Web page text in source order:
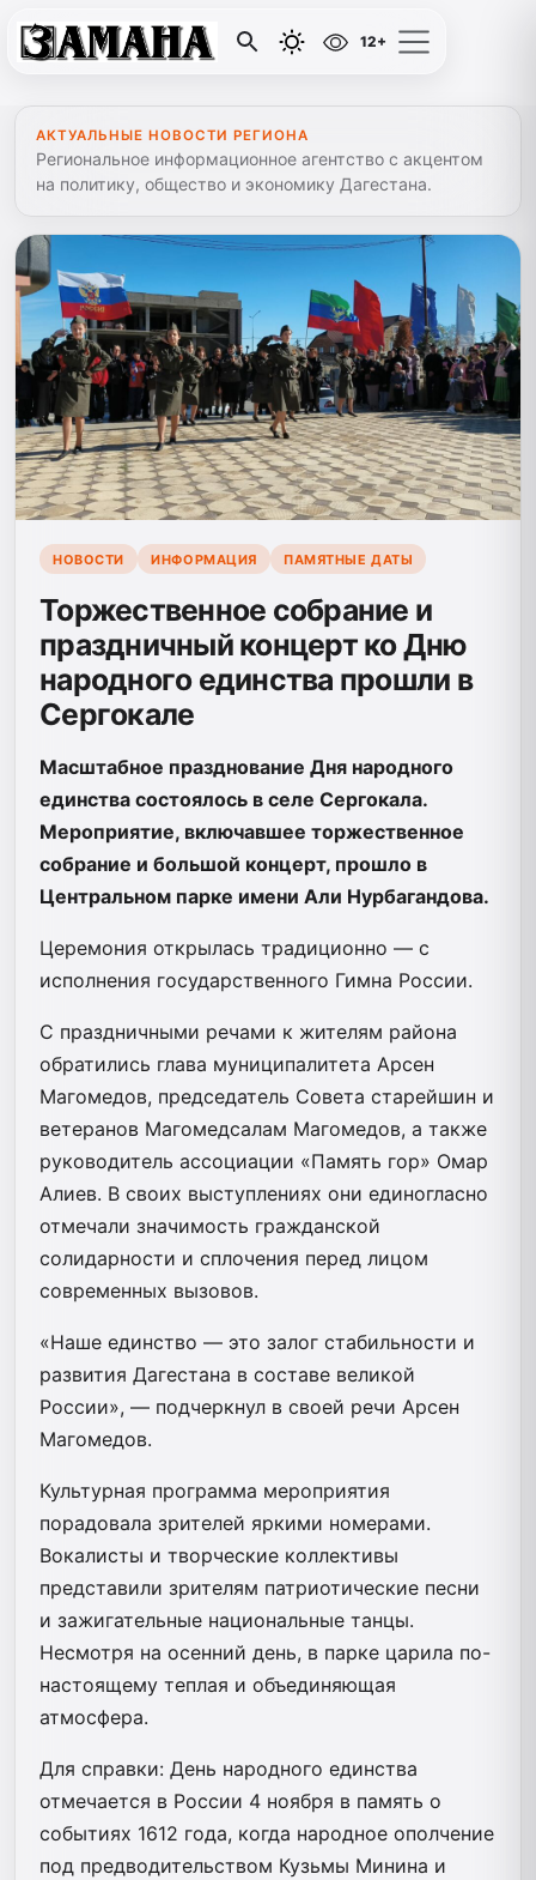
12+
АКТУАЛЬНЫЕ НОВОСТИ РЕГИОНА
Региональное информационное агентство с акцентом
на политику, общество и экономику Дагестана.
НОВОСТИ ИНФОРМАЦИЯ ПАМЯТНЫЕ ДАТЫ
Торжественное собрание и
праздничный концерт ко Дню
народного единства прошли в
Сергокале
Масштабное празднование Дня народного
единства состоялось в селе Сергокала.
Мероприятие, включавшее торжественное
собрание и большой концерт, прошло в
Центральном парке имени Али Нурбагандова.
Церемония открылась традиционно — с
исполнения государственного Гимна России.
С праздничными речами к жителям района
обратились глава муниципалитета Арсен
Магомедов, председатель Совета старейшин и
ветеранов Магомедсалам Магомедов, а также
руководитель ассоциации «Память гор» Омар
Алиев. В своих выступлениях они единогласно
отмечали значимость гражданской
солидарности и сплочения перед лицом
современных вызовов.
«Наше единство — это залог стабильности и
развития Дагестана в составе великой
России», — подчеркнул в своей речи Арсен
Магомедов.
Культурная программа мероприятия
порадовала зрителей яркими номерами.
Вокалисты и творческие коллективы
представили зрителям патриотические песни
и зажигательные национальные танцы.
Несмотря на осенний день, в парке царила по-
настоящему теплая и объединяющая
атмосфера.
Для справки: День народного единства
отмечается в России 4 ноября в память о
событиях 1612 года, когда народное ополчение
под предводительством Кузьмы Минина и